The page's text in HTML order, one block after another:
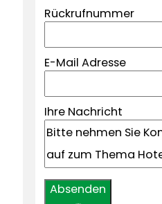
Rückrufnummer
E-Mail Adresse
Ihre Nachricht
Absenden